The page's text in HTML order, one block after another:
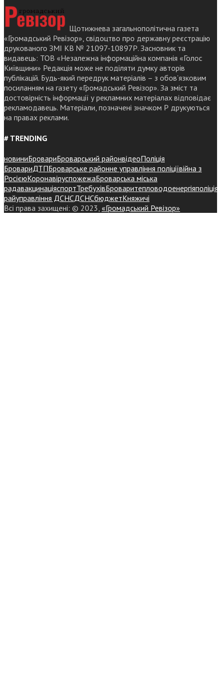
Щотижнева загальнополітична газета
«Громадський Ревізор», свідоцтво про державну реєстрацію
друкованого ЗМІ КВ № 21097-10897Р. Засновник та
видавець: ТОВ «Незалежна інформаційна компанія «Голос
Київщини» Редакція може не поділяти думку авторів
публікацій. Будь-який передрук матеріалів – з обов’язковим
посиланням на газету «Громадський Ревізор». За зміст та
достовірність інформації у рекламних матеріалах відповідає
рекламодавець. Матеріали, позначені значком Р друкуються
на правах реклами.
# TRENDING
новиниБровариБроварський районвідеоПоліція
БровариДТПБроварське районне управління поліціївійна з
РосієюКоронавіруспожежаБроварська міська
радавакцинаціяспортТребухівБроваритепловодоенергіяполіція
райуправління ДСНСДСНСбюджетКняжичі
Всі права захищені: © 2023, «Громадський Ревізор»